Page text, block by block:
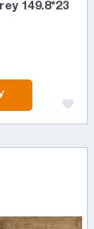
149.8*23